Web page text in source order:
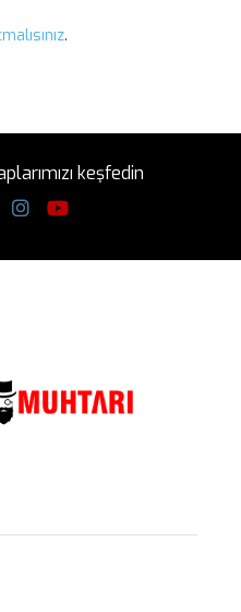
.
keşfedin